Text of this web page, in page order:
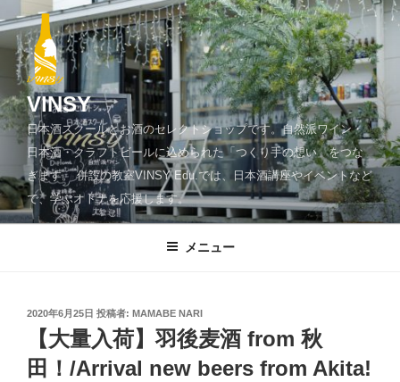
ン
ツ
へ
ッ
プ
VINSY
日本酒スクールとお酒のセレクトショップです。自然派ワイン・
日本酒・クラフトビールに込められた「つくり手の想い」をつな
ぎます。 併設の教室VINSY Edu.では、日本酒講座やイベントなど
で、学ぶオトナを応援します。
メニュー
投
2020年6月25日 投稿者: MAMABE NARI
【大量入荷】羽後麦酒 from 秋
田！/Arrival new beers from Akita!